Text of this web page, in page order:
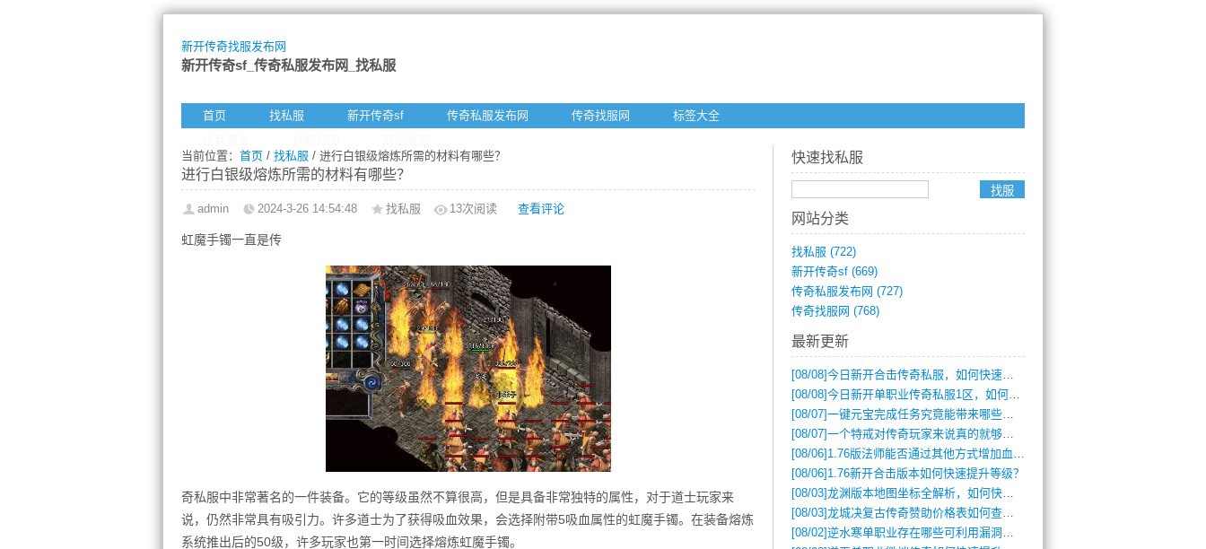
新开传奇找服发布网
新开传奇sf_传奇私服发布网_找私服
首页 找私服 新开传奇sf 传奇私服发布网 传奇找服网
标签大全
当前位置： 首页 / 找私服 / 进行白银级熔炼所需的材料有哪些？
进行白银级熔炼所需的材料有哪些？
admin 2024-3-26 14:54:48 找私服 13次阅读 查看评论
虹魔手镯一直是传
奇私服中非常著名的一件装备。它的等级虽然不算很高，但是具备非常独特的属性，对于道士玩家来
说，仍然非常具有吸引力。许多道士为了获得吸血效果，会选择附带5吸血属性的虹魔手镯。在装备熔炼
系统推出后的50级，许多玩家也第一时间选择熔炼虹魔手镯。
快速找私服
网站分类
找私服 (722)
新开传奇sf (669)
传奇私服发布网 (727)
传奇找服网 (768)
最新更新
[08/08]今日新开合击传奇私服，如何快速提升角色战力？
[08/08]今日新开单职业传奇私服1区，如何快速升级与获取顶级装备？
[08/07]一键元宝完成任务究竟能带来哪些超值优势？
[08/07]一个特戒对传奇玩家来说真的就够用了吗？
[08/06] 1.76版法师能否通过其他方式增加血量？
[08/06] 1.76新开合击版本如何快速提升等级？
[08/03]龙渊版本地图坐标全解析，如何快速定位BOSS位置？
[08/03]龙城决复古传奇赞助价格表如何查询？
[08/02]逆水寒单职业存在哪些可利用漏洞？如何快速提升战力？